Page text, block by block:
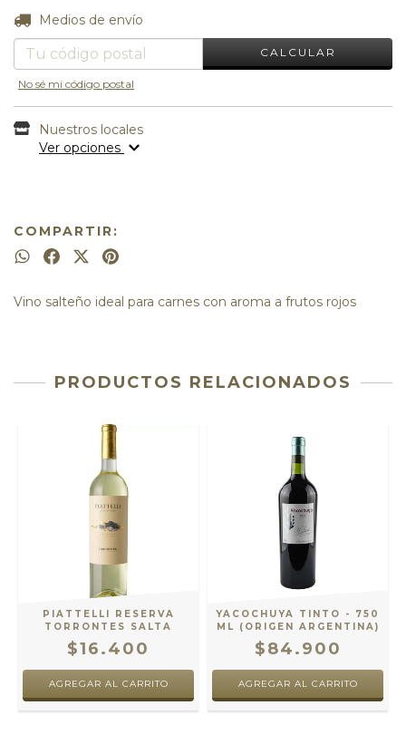
Entregas para el CP:
Medios de envío
CALCULAR
No sé mi código postal
Nuestros locales
Ver opciones
COMPARTIR:
Vino salteño ideal para carnes con aroma a frutos rojos
PRODUCTOS RELACIONADOS
PIATTELLI RESERVA
TORRONTES SALTA
$16.400
YACOCHUYA TINTO - 750
ML (ORIGEN ARGENTINA)
$84.900